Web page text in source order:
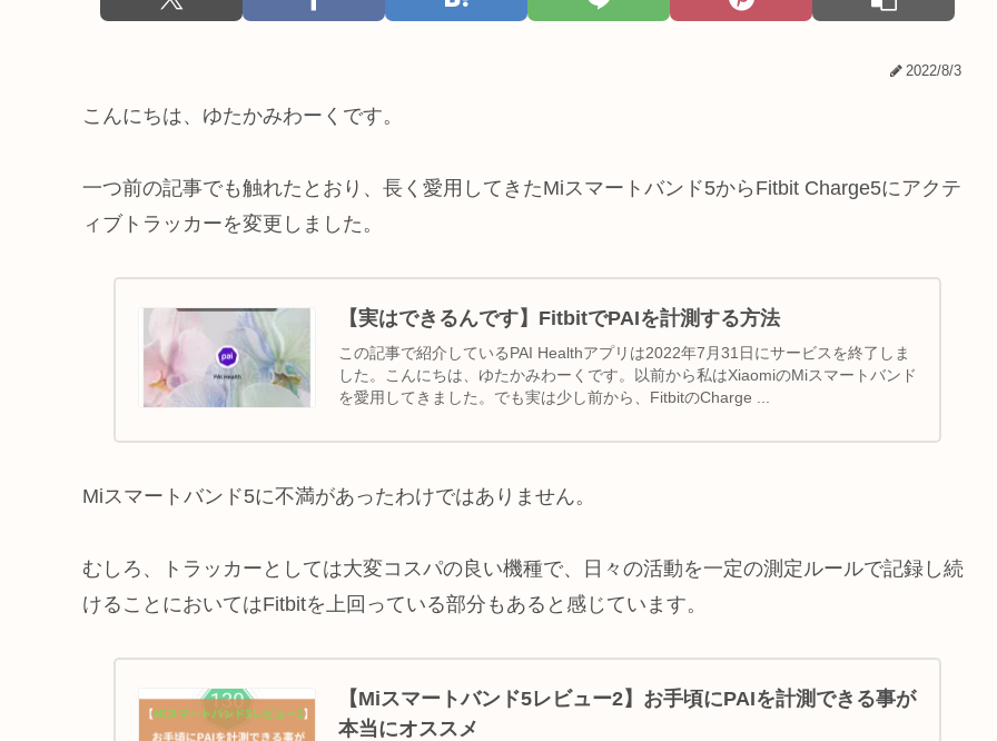
2022/8/3
こんにちは、ゆたかみわーくです。
一つ前の記事でも触れたとおり、長く愛用してきたMiスマートバンド5からFitbit Charge5にアクテ
ィブトラッカーを変更しました。
【実はできるんです】FitbitでPAIを計測する方法
この記事で紹介しているPAI Healthアプリは2022年7月31日にサービスを終了しま
した。こんにちは、ゆたかみわーくです。以前から私はXiaomiのMiスマートバンド
を愛用してきました。でも実は少し前から、FitbitのCharge ...
Miスマートバンド5に不満があったわけではありません。
むしろ、トラッカーとしては大変コスパの良い機種で、日々の活動を一定の測定ルールで記録し続
けることにおいてはFitbitを上回っている部分もあると感じています。
【Miスマートバンド5レビュー2】お手頃にPAIを計測できる事が
本当にオススメ